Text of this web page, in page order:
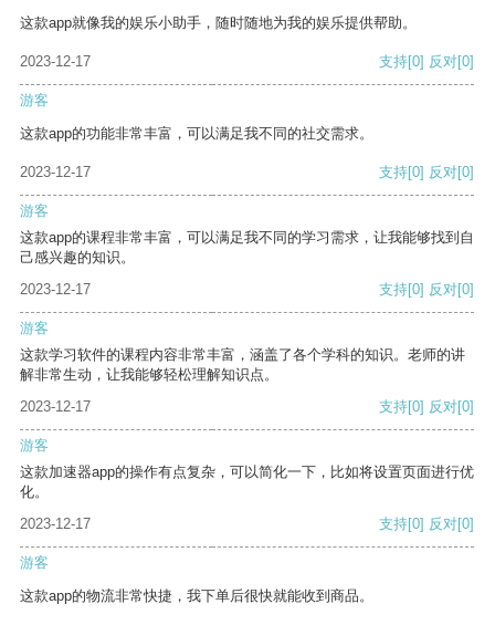
这款app就像我的娱乐小助手，随时随地为我的娱乐提供帮助。
2023-12-17 支持[0] 反对[0]
游客
这款app的功能非常丰富，可以满足我不同的社交需求。
2023-12-17 支持[0] 反对[0]
游客
这款app的课程非常丰富，可以满足我不同的学习需求，让我能够找到自
己感兴趣的知识。
2023-12-17
支持[0] 反对[0]
游客
这款学习软件的课程内容非常丰富，涵盖了各个学科的知识。老师的讲
解非常生动，让我能够轻松理解知识点。
2023-12-17
支持[0] 反对[0]
游客
这款加速器app的操作有点复杂，可以简化一下，比如将设置页面进行优
化。
2023-12-17
支持[0] 反对[0]
游客
这款app的物流非常快捷，我下单后很快就能收到商品。